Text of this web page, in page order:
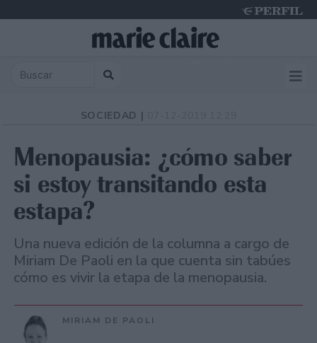
SOCIEDAD |
Menopausia: ¿cómo saber
si estoy transitando esta
estapa?
Una nueva edición de la columna a cargo de
Miriam De Paoli en la que cuenta sin tabúes
cómo es vivir la etapa de la menopausia.
MIRIAM DE PAOLI